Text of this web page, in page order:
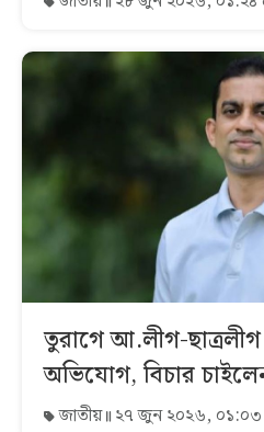
তুরাগে আ.লীগ-ছাত্রলীগ
অভিযোগ, বিচার
জাতীয় ২৭ জুন ২০২৬, ০১:০৩